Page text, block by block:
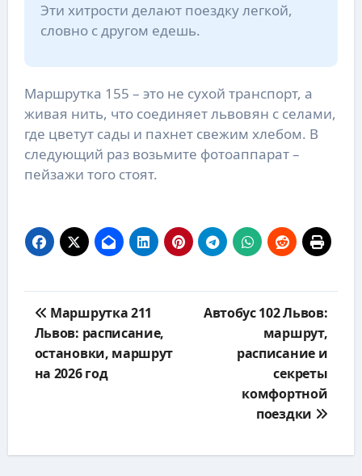
Эти хитрости делают поездку легкой,
словно с другом едешь.
Маршрутка 155 – это не сухой транспорт, а
живая нить, что соединяет львовян с селами,
где цветут сады и пахнет свежим хлебом. В
следующий раз возьмите фотоаппарат –
пейзажи того стоят.
по
записям
Маршрутка 211
Львов: расписание,
остановки, маршрут
на 2026 год
Автобус 102 Львов:
маршрут,
расписание и
секреты
комфортной
поездки